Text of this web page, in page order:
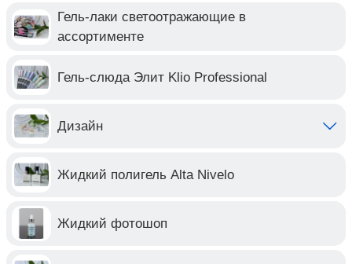
Гель-лаки светоотражающие в
ассортименте
Гель-слюда Элит Klio Professional
Дизайн
Жидкий полигель Alta Nivelo
Жидкий фотошоп